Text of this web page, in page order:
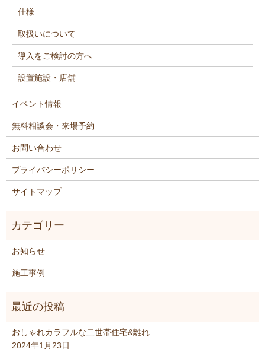
仕様
取扱いについて
導入をご検討の方へ
設置施設・店舗
イベント情報
無料相談会・来場予約
お問い合わせ
プライバシーポリシー
サイトマップ
お知らせ
施工事例
おしゃれカラフルな二世帯住宅&離れ
2024年1月23日